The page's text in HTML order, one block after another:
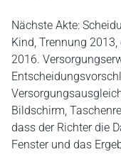
Nächste Akte:
Kind, Trennung
2016.
Bildschirm,
dass der Richter die
Fenster und das